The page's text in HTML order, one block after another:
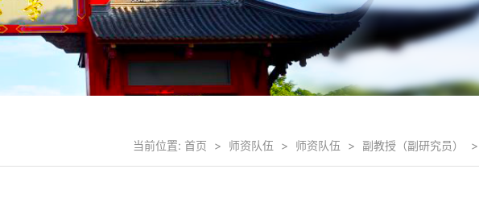
当前位置: 首页 > 师资队伍 > 师资队伍 > 副教授（副研究员） >